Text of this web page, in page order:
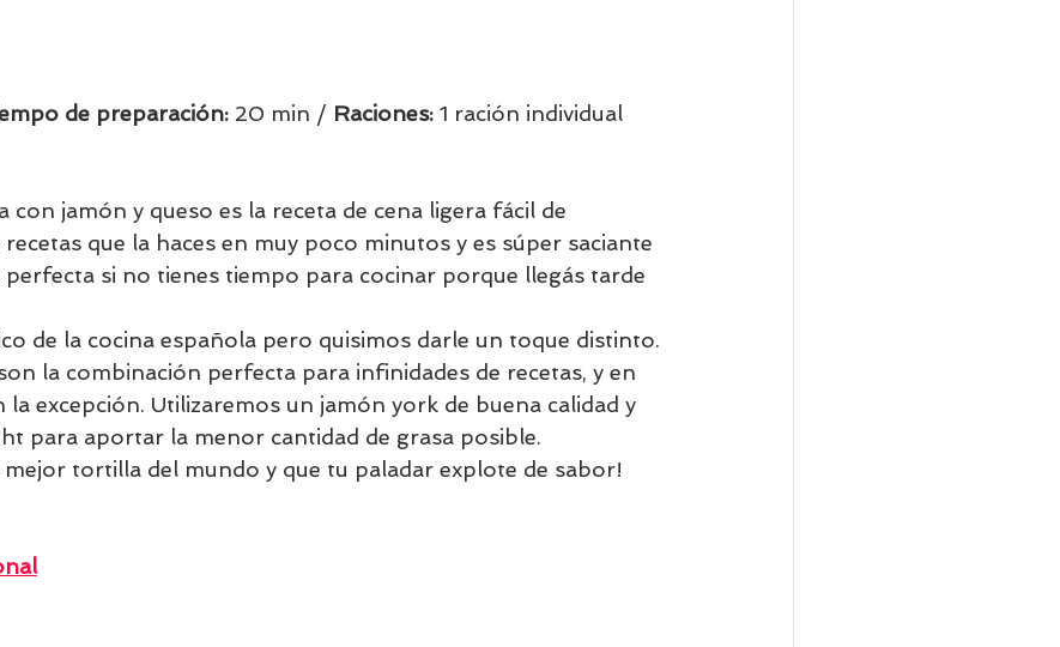
de preparación: 20 min / Raciones: 1 ración individual
con jamón y queso es la receta de cena ligera fácil de
recetas que la haces en muy poco minutos y es súper saciante
perfecta si no tienes tiempo para cocinar porque llegás tarde
de la cocina española pero quisimos darle un toque distinto.
la combinación perfecta para infinidades de recetas, y en
excepción. Utilizaremos un jamón york de buena calidad y
para aportar la menor cantidad de grasa posible.
tortilla del mundo y que tu paladar explote de sabor!